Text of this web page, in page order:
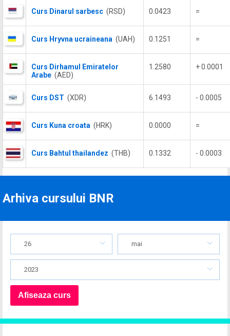
Curs Dinarul sarbesc (RSD) 0.0423 =
Curs Hryvna ucraineana (UAH) 0.1251 =
Curs Dirhamul Emiratelor
Arabe (AED)
1.2580 + 0.0001
Curs DST (XDR) 6.1493 - 0.0005
Curs Kuna croata (HRK) 0.0000 =
Curs Bahtul thailandez (THB) 0.1332 - 0.0003
Arhiva cursului BNR
26 mai
2023